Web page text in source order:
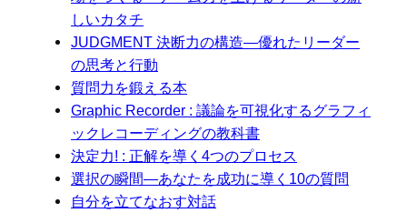
しいカタチ
JUDGMENT 決断力の構造―優れたリーダー
の思考と行動
質問力を鍛える本
Graphic Recorder : 議論を可視化するグラフィ
ックレコーディングの教科書
決定力! : 正解を導く4つのプロセス
選択の瞬間―あなたを成功に導く10の質問
自分を立てなおす対話